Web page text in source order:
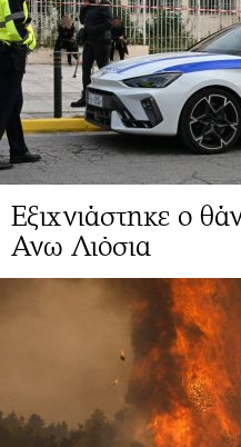
Εξιχνιάστηκε ο
Ανω Λιόσια